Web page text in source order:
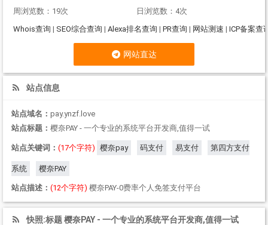
周浏览数：19次
日浏览数：4次
Whois查询 | SEO综合查询 | Alexa排名查询 | PR查询 | 网站测速 | ICP备案查
网站直达
站点信息
站点域名： pay.ynzf.love
站点标题： 樱奈PAY - 一个专业的系统平台开发商,值得一试
站点关键词： (17个字符) 樱奈pay 码支付 易支付 第四方支付
系统 樱奈PAY
站点描述： (12个字符) 樱奈PAY-0费率个人免签支付平台
快照:标题 樱奈PAY - 一个专业的系统平台开发商,值得一试